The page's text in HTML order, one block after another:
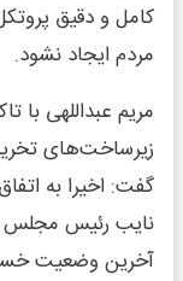
کامل و دقیق
مردم ایجاد نشود.
مریم عبداللهی با
زیرساخت‌های
گفت: اخیرا به
آخرین وضعیت